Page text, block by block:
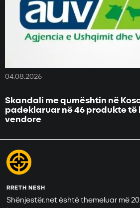
04.08.2026
Skandali me qumështin në
padeklaruar në 46 produkte të
vendore
RRETH NESH
Shënjestër.net është themeluar më